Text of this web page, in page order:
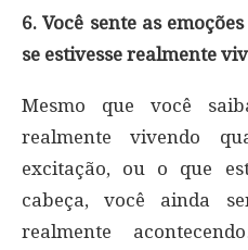
6. Você sente as
se estivesse realmente
Mesmo que você
realmente vivendo
excitação, ou o que
cabeça, você ainda
realmente